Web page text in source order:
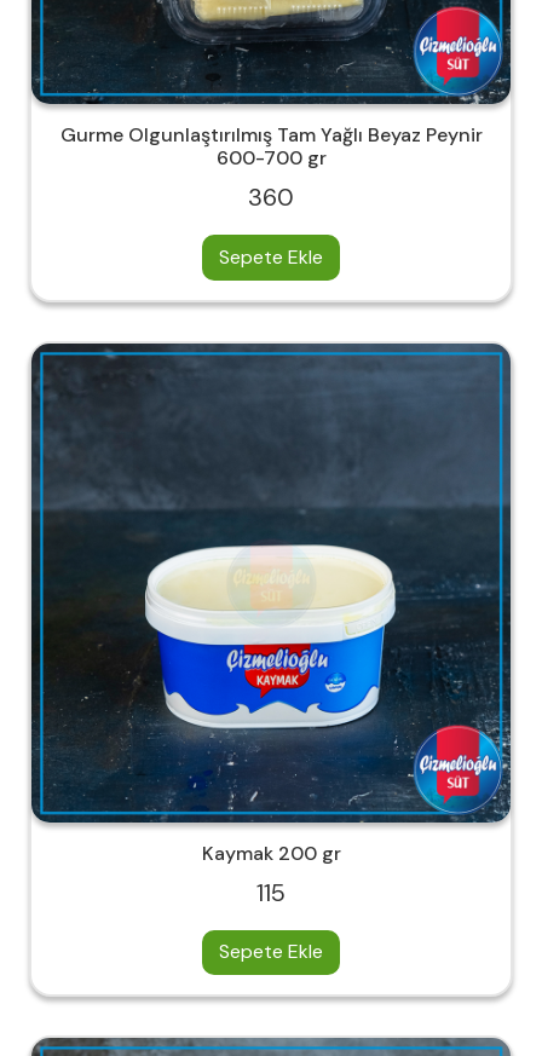
Gurme Olgunlaştırılmış Tam Yağlı Beyaz Peynir
600-700 gr
360
Sepete Ekle
Kaymak 200 gr
115
Sepete Ekle